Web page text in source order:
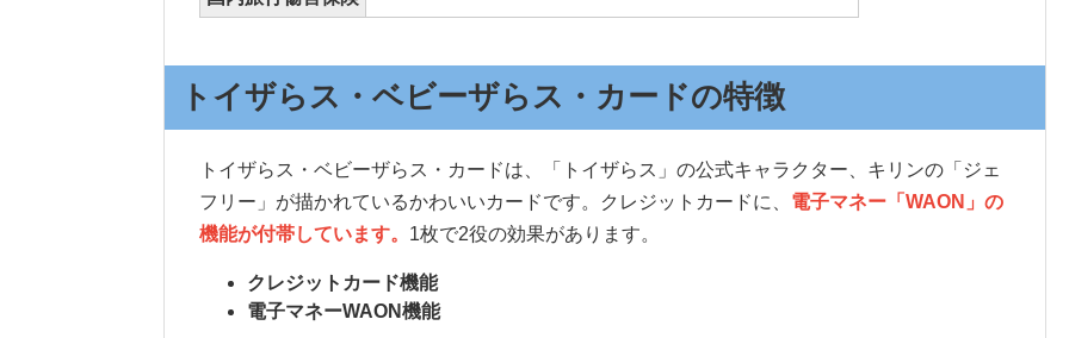
トイザらス・ベビーザらス・カードの特徴
トイザらス・ベビーザらス・カードは、「トイザらス」の公式キャラクター、キリンの「ジェ
フリー」が描かれているかわいいカードです。クレジットカードに、 電子マネー「WAON」の
機能が付帯しています。 1枚で2役の効果があります。
クレジットカード機能
電子マネーWAON機能